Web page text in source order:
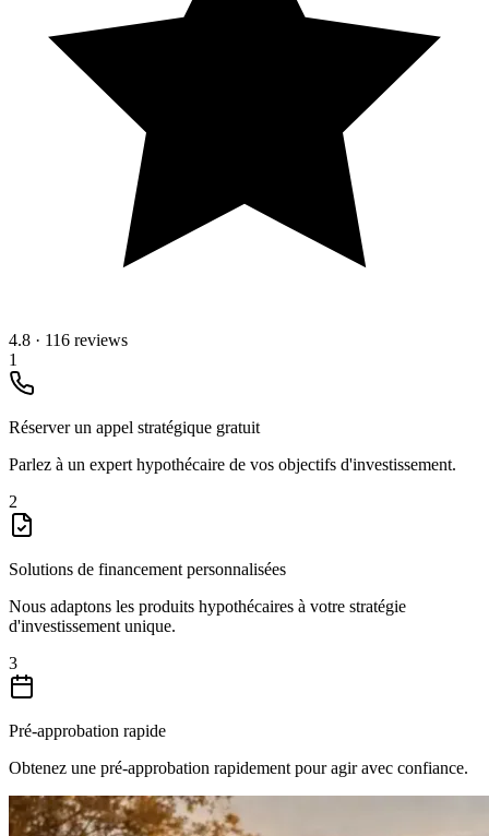
4.8 · 116 reviews
1
Réserver un appel stratégique gratuit
Parlez à un expert hypothécaire de vos objectifs d'investissement.
2
Solutions de financement personnalisées
Nous adaptons les produits hypothécaires à votre stratégie
d'investissement unique.
3
Pré-approbation rapide
Obtenez une pré-approbation rapidement pour agir avec confiance.